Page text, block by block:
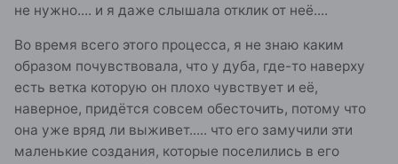
не нужно.... и я даже слышала отклик от неё....
Во время всего этого процесса, я не знаю каким
образом почувствовала, что у дуба, где-то наверху
есть ветка которую он плохо чувствует и её,
наверное, придётся совсем обесточить, потому что
она уже вряд ли выживет..... что его замучили эти
маленькие создания, которые поселились в его